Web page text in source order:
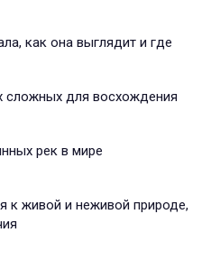
как она выглядит и где
сложных для восхождения
рек в мире
к живой и неживой природе,